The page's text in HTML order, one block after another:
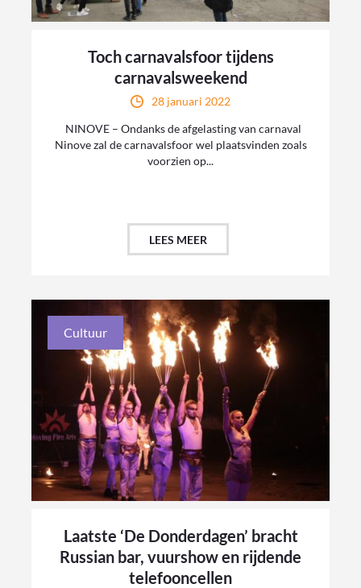
Toch carnavalsfoor tijdens
carnavalsweekend
28 januari 2022
NINOVE – Ondanks de afgelasting van carnaval
Ninove zal de carnavalsfoor wel plaatsvinden zoals
voorzien op...
LEES MEER
Cultuur
Laatste ‘De Donderdagen’ bracht
Russian bar, vuurshow en rijdende
telefooncellen